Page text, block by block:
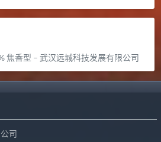
焦香型 – 武汉远城科技发展有限公司
司